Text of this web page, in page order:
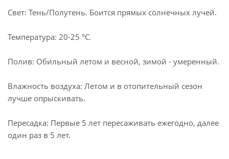
Свет: Тень/Полутень. Боится прямых солнечных лучей.
Температура: 20-25 °С.
Полив: Обильный летом и весной, зимой - умеренный.
Влажность воздуха: Летом и в отопительный сезон
лучше опрыскивать.
Пересадка: Первые 5 лет пересаживать ежегодно, далее
один раз в 5 лет.